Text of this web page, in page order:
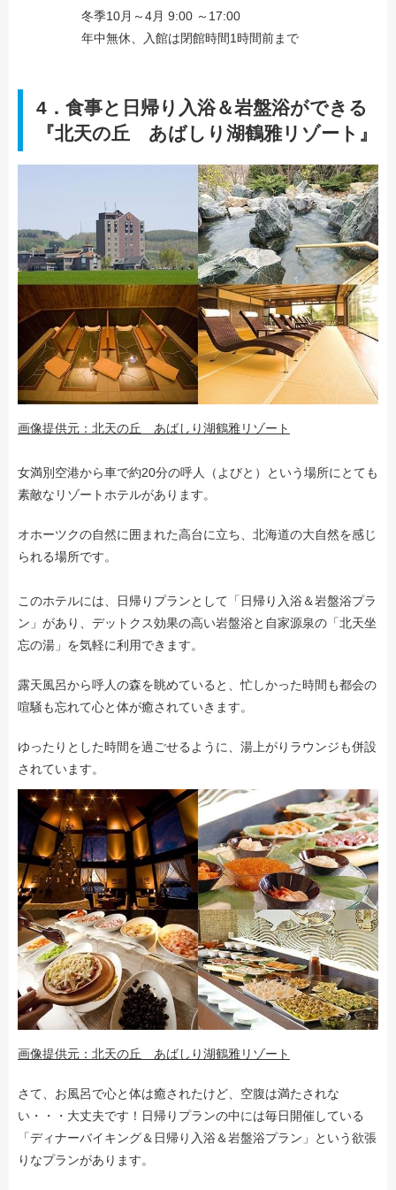
冬季10月～4月 9:00 ～17:00
年中無休、入館は閉館時間1時間前まで
4．食事と日帰り入浴＆岩盤浴ができる
『北天の丘 あばしり湖鶴雅リゾート』
画像提供元：北天の丘 あばしり湖鶴雅リゾート
女満別空港から車で約20分の呼人（よびと）という場所にとても
素敵なリゾートホテルがあります。
オホーツクの自然に囲まれた高台に立ち、北海道の大自然を感じ
られる場所です。
このホテルには、日帰りプランとして「日帰り入浴＆岩盤浴プラ
ン」があり、デットクス効果の高い岩盤浴と自家源泉の「北天坐
忘の湯」を気軽に利用できます。
露天風呂から呼人の森を眺めていると、忙しかった時間も都会の
喧騒も忘れて心と体が癒されていきます。
ゆったりとした時間を過ごせるように、湯上がりラウンジも併設
されています。
画像提供元：北天の丘 あばしり湖鶴雅リゾート
さて、お風呂で心と体は癒されたけど、空腹は満たされな
い・・・大丈夫です！日帰りプランの中には毎日開催している
「ディナーバイキング＆日帰り入浴＆岩盤浴プラン」という欲張
りなプランがあります。